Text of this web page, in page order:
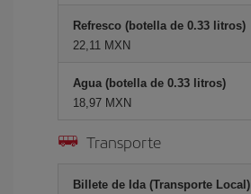
Refresco (botella de 0.33 litros)
22,11 MXN
Agua (botella de 0.33 litros)
18,97 MXN
Transporte
Billete de Ida (Transporte Local)